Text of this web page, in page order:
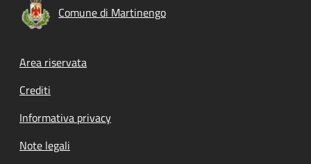
Comune di Martinengo
Footer menu
Area riservata
Crediti
Informativa privacy
Note legali